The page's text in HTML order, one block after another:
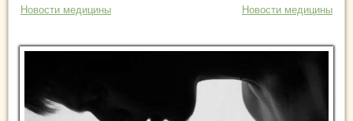
Новости медицины Новости медицины